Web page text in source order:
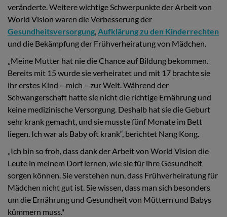
veränderte. Weitere wichtige Schwerpunkte der Arbeit von
World Vision waren die Verbesserung der
Gesundheitsversorgung Aufklärung zu den Kinderrechten
und die Bekämpfung der Frühverheiratung von Mädchen.
„Meine Mutter hat nie die Chance auf Bildung bekommen.
Bereits mit 15 wurde sie verheiratet und mit 17 brachte sie
ihr erstes Kind – mich – zur Welt. Während der
Schwangerschaft hatte sie nicht die richtige Ernährung und
keine medizinische Versorgung. Deshalb hat sie die Geburt
sehr krank gemacht, und sie musste fünf Monate im Bett
liegen. Ich war als Baby oft krank“, berichtet Nang Kong.
„Ich bin so froh, dass dank der Arbeit von World Vision die
Leute in meinem Dorf lernen, wie sie für ihre Gesundheit
sorgen können. Sie verstehen nun, dass Frühverheiratung für
Mädchen nicht gut ist. Sie wissen, dass man sich besonders
um die Ernährung und Gesundheit von Müttern und Babys
kümmern muss."